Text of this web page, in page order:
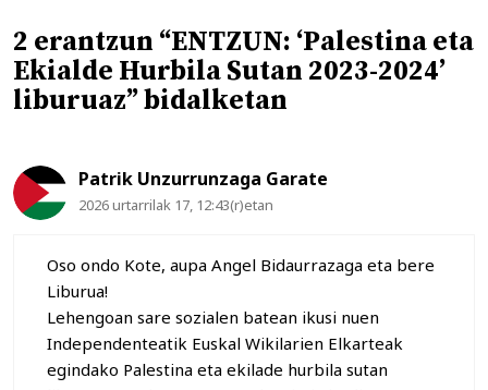
2 erantzun “ENTZUN: ‘Palestina eta
Ekialde Hurbila Sutan 2023-2024’
liburuaz” bidalketan
Patrik Unzurrunzaga Garate
2026 urtarrilak 17, 12:43(r)etan
Oso ondo Kote, aupa Angel Bidaurrazaga eta bere
Liburua!
Lehengoan sare sozialen batean ikusi nuen
Independenteatik Euskal Wikilarien Elkarteak
egindako Palestina eta ekilade hurbila sutan